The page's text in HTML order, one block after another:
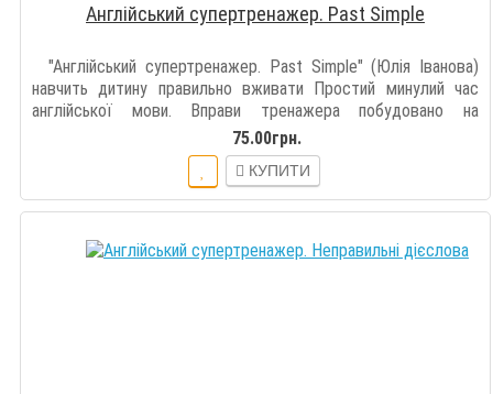
Англійський супертренажер. Past Simple
"Англійський супертренажер. Past Simple" (Юлія Іванова)
навчить дитину правильно вживати Простий минулий час
англійської мови. Вправи тренажера побудовано на
нескладній лексиці, яку мають знат..
75.00грн.
КУПИТИ